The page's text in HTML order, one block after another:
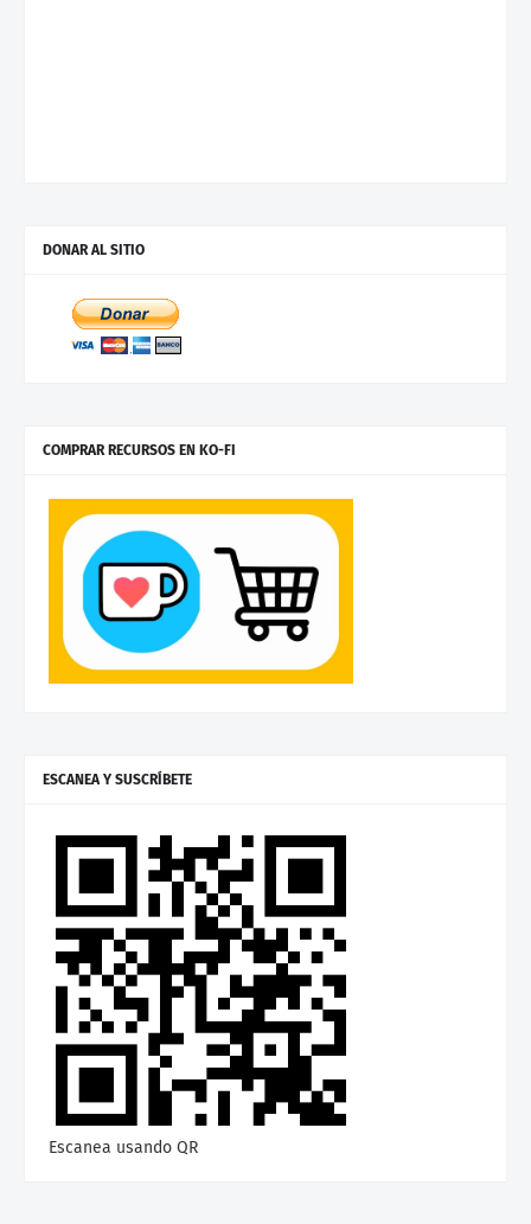
DONAR AL SITIO
COMPRAR RECURSOS EN KO-FI
ESCANEA Y SUSCRÍBETE
Escanea usando QR